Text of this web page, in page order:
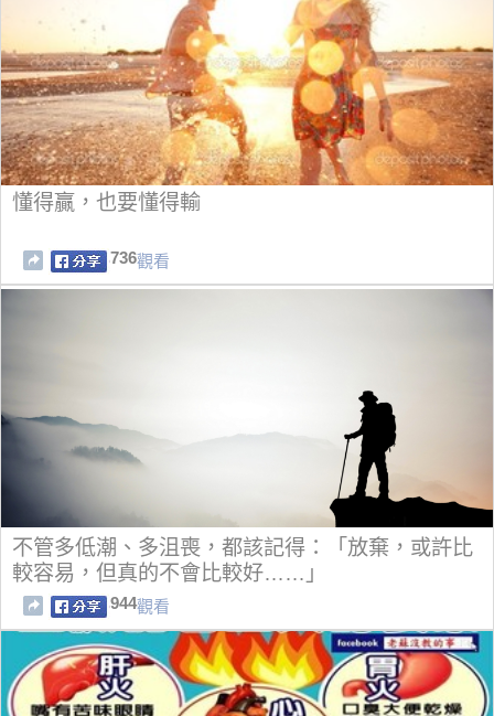
懂得贏，也要懂得輸
736觀看
不管多低潮、多沮喪，都該記得：「放棄，或許比
較容易，但真的不會比較好……」
944觀看